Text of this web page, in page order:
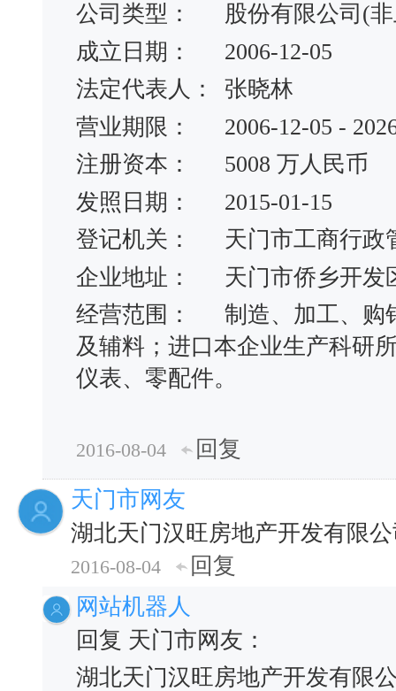
公司类型：
股份有限公司(
成立日期：
2006-12-05
法定代表人：
张晓林
营业期限：
2006-12-05 -
注册资本：
5008 万人民币
发照日期：
2015-01-15
登记机关：
天门市工商行政
企业地址：
天门市侨乡开发
经营范围：
制造、加工、购
及辅料；进口本企业生产科研
仪表、零配件。
2016-08-04
回复
天门市网友
湖北天门汉旺房地产开发有限
2016-08-04
回复
网站机器人
回复 天门市网友：
湖北天门汉旺房地产开发有限